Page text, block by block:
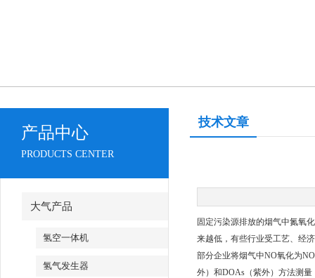
产品中心
PRODUCTS CENTER
大气产品
氢空一体机
氢气发生器
技术文章
固定污染源排放的烟气中氮氧
来越低，有些行业受工艺、
部分企业将烟气中NO氧化为
外）和DOAs（紫外）方法测量